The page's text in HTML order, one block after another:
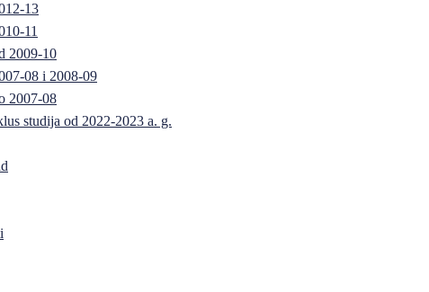
13
11
2009-10
08 i 2008-09
2007-08
studija od 2022-2023 a. g.